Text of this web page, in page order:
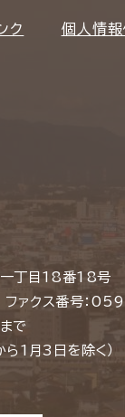
ク 個人情
丁目18番18号
ァクス番号：
で
ら1月3日を除く）